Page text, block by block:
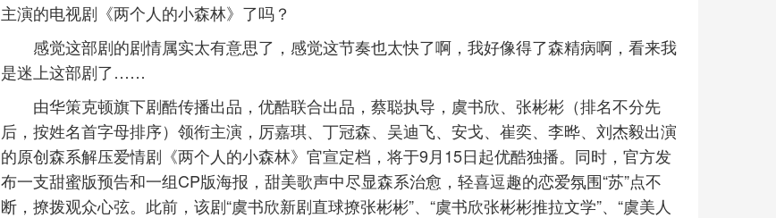
主演的电视剧《两个人的小森林》了吗？
感觉这部剧的剧情属实太有意思了，感觉这节奏也太快了啊，我好像得了森精病啊，看来我
是迷上这部剧了……
由华策克顿旗下剧酷传播出品，优酷联合出品，蔡聪执导，虞书欣、张彬彬（排名不分先
后，按姓名首字母排序）领衔主演，厉嘉琪、丁冠森、吴迪飞、安戈、崔奕、李晔、刘杰毅出演
的原创森系解压爱情剧《两个人的小森林》官宣定档，将于9月15日起优酷独播。同时，官方发
布一支甜蜜版预告和一组CP版海报，甜美歌声中尽显森系治愈，轻喜逗趣的恋爱氛围“苏”点不
断，撩拨观众心弦。此前，该剧“虞书欣新剧直球撩张彬彬”、“虞书欣张彬彬推拉文学”、“虞美人